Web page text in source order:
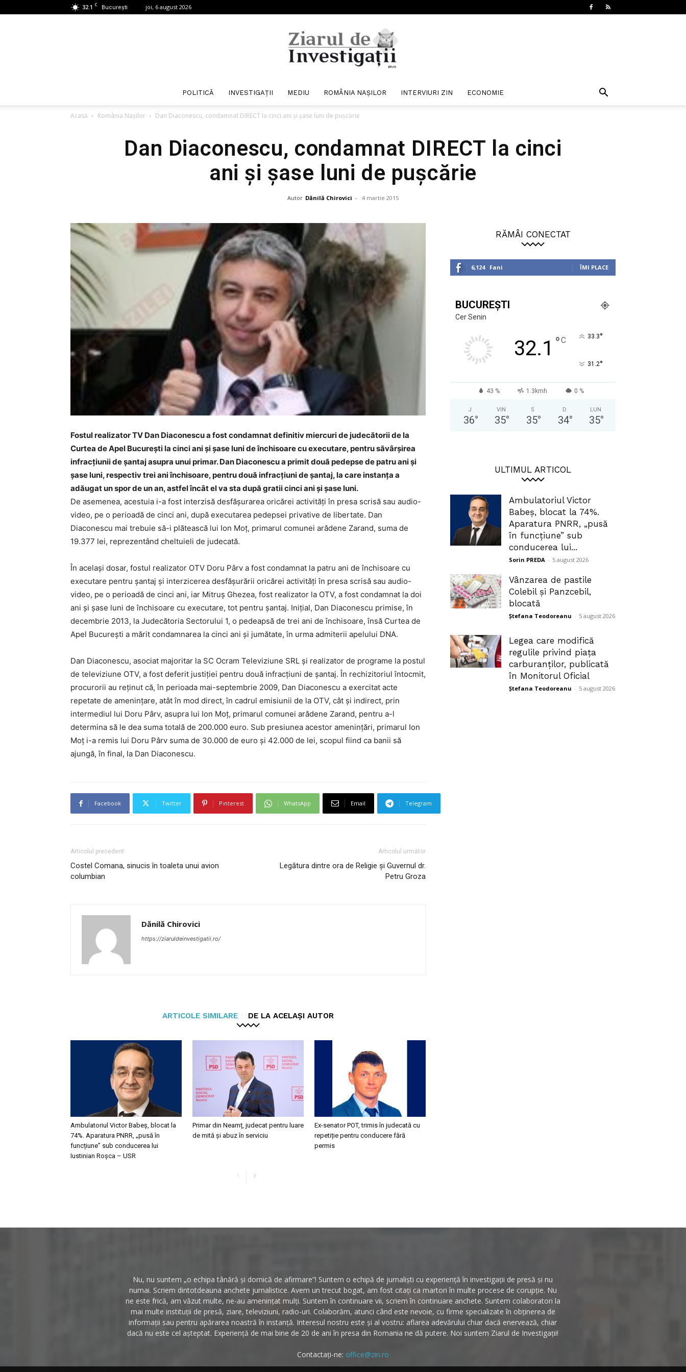
32.1 C București joi, 6 august 2026
de
Investigații
POLITICĂ INVESTIGAȚII MEDIU ROMÂNIA NAȘILOR INTERVIURI ZIN ECONOMIE
Acasă România Nașilor Dan Diaconescu, condamnat DIRECT la cinci ani şi şase luni de puşcărie
Dan Diaconescu, condamnat DIRECT la cinci
ani şi şase luni de puşcărie
Autor Dănilă Chirovici - 4 martie 2015
Fostul realizator TV Dan Diaconescu a fost condamnat definitiv miercuri de judecătorii de la
Curtea de Apel București la cinci ani și şase luni de închisoare cu executare, pentru săvârșirea
infracțiunii de șantaj asupra unui primar. Dan Diaconescu a primit două pedepse de patru ani și
şase luni, respectiv trei ani închisoare, pentru două infracțiuni de șantaj, la care instanța a
adăugat un spor de un an, astfel încât el va sta după gratii cinci ani și şase luni.
De asemenea, acestuia i-a fost interzisă desfășurarea oricărei activități în presa scrisă sau audio-
video, pe o perioadă de cinci ani, după executarea pedepsei privative de libertate. Dan
Diaconescu mai trebuie să-i plătească lui Ion Moț, primarul comunei arădene Zarand, suma de
19.377 lei, reprezentând cheltuieli de judecată.
În același dosar, fostul realizator OTV Doru Pârv a fost condamnat la patru ani de închisoare cu
executare pentru șantaj și interzicerea desfășurării oricărei activități în presa scrisă sau audio-
video, pe o perioadă de cinci ani, iar Mitruș Ghezea, fost realizator la OTV, a fost condamnat la doi
ani și şase luni de închisoare cu executare, tot pentru șantaj. Inițial, Dan Diaconescu primise, în
decembrie 2013, la Judecătoria Sectorului 1, o pedeapsă de trei ani de închisoare, însă Curtea de
Apel București a mărit condamnarea la cinci ani și jumătate, în urma admiterii apelului DNA.
Dan Diaconescu, asociat majoritar la SC Ocram Televiziune SRL și realizator de programe la postul
de televiziune OTV, a fost deferit justiției pentru două infracțiuni de șantaj. În rechizitoriul întocmit,
procurorii au reținut că, în perioada mai-septembrie 2009, Dan Diaconescu a exercitat acte
repetate de amenințare, atât în mod direct, în cadrul emisiunii de la OTV, cât și indirect, prin
intermediul lui Doru Pârv, asupra lui Ion Moț, primarul comunei arădene Zarand, pentru a-l
determina să le dea suma totală de 200.000 euro. Sub presiunea acestor amenințări, primarul Ion
Moț i-a remis lui Doru Pârv suma de 30.000 de euro și 42.000 de lei, scopul fiind ca banii să
ajungă, în final, la Dan Diaconescu.
Facebook Twitter Pinterest WhatsApp Email Telegram
Articolul precedent
Costel Comana, sinucis în toaleta unui avion
columbian
Articolul următor
Legătura dintre ora de Religie şi Guvernul dr.
Petru Groza
Dănilă Chirovici
https://ziaruldeinvestigatii.ro/
ARTICOLE SIMILARE DE LA ACELAȘI AUTOR
Ambulatoriul Victor Babeș, blocat la
74%. Aparatura PNRR, „pusă în
funcțiune” sub conducerea lui
Iustinian Roșca – USR
Primar din Neamț, judecat pentru luare
de mită și abuz în serviciu
Ex-senator POT, trimis în judecată cu
repetiție pentru conducere fără
permis
RĂMÂI CONECTAT
6,124 Fani ÎMI PLACE
BUCUREȘTI
Cer Senin
32.1 °C 33.3°
31.2°
43 % 1.3kmh 0 %
J
36°
VIN
35°
S
35°
D
34°
LUN
35°
ULTIMUL ARTICOL
Ambulatoriul Victor
Babeș, blocat la 74%.
Aparatura PNRR, „pusă
în funcțiune” sub
conducerea lui...
Sorin PREDA - 5 august 2026
Vânzarea de pastile
Colebil și Panzcebil,
blocată
Ștefana Teodoreanu - 5 august 2026
Legea care modifică
regulile privind piața
carburanților, publicată
în Monitorul Oficial
Ștefana Teodoreanu - 5 august 2026
Nu, nu suntem „o echipa tânără și dornică de afirmare”! Suntem o echipă de jurnaliști cu experiență în investigații de presă și nu
numai. Scriem dintotdeauna anchete jurnalistice. Avem un trecut bogat, am fost citați ca martori în multe procese de corupție. Nu
ne este frică, am văzut multe, ne-au amenințat mulți. Suntem în continuare vii, scriem în continuare anchete. Suntem colaboratori la
mai multe instituții de presă, ziare, televiziuni, radio-uri. Colaborăm, atunci când este nevoie, cu firme specializate în obținerea de
informații sau pentru apărarea noastră în instanță. Interesul nostru este și al vostru: aflarea adevărului chiar dacă enervează, chiar
dacă nu este cel așteptat. Experiență de mai bine de 20 de ani în presa din Romania ne dă putere. Noi suntem Ziarul de Investigații!
Contactați-ne: office@zin.ro